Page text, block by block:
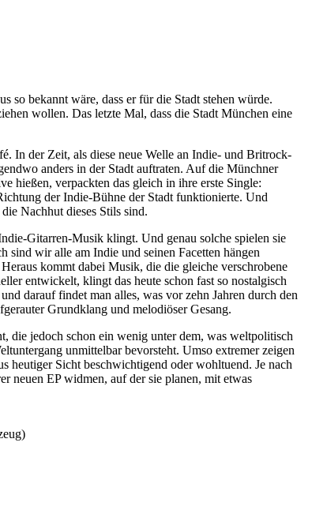
so bekannt wäre, dass er für die Stadt stehen würde.
wollen. Das letzte Mal, dass die Stadt München eine
In der Zeit, als diese neue Welle an Indie- und Britrock-
anders in der Stadt auftraten. Auf die Münchner
hießen, verpackten das gleich in ihre erste Single:
der Indie-Bühne der Stadt funktionierte. Und
Nachhut dieses Stils sind.
Gitarren-Musik klingt. Und genau solche spielen sie
sind wir alle am Indie und seinen Facetten hängen
kommt dabei Musik, die die gleiche verschrobene
entwickelt, klingt das heute schon fast so nostalgisch
darauf findet man alles, was vor zehn Jahren durch den
Grundklang und melodiöser Gesang.
die jedoch schon ein wenig unter dem, was weltpolitisch
unmittelbar bevorsteht. Umso extremer zeigen
heutiger Sicht beschwichtigend oder wohltuend. Je nach
neuen EP widmen, auf der sie planen, mit etwas